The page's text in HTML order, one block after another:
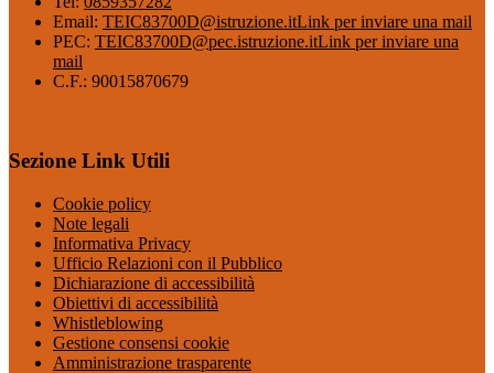
Email: TEIC83700D@istruzione.itLink per inviare una mail
PEC: TEIC83700D@pec.istruzione.itLink per inviare una
mail
C.F.: 90015870679
Sezione Link Utili
Cookie policy
Note legali
Informativa Privacy
Ufficio Relazioni con il Pubblico
Dichiarazione di accessibilità
Obiettivi di accessibilità
Whistleblowing
Gestione consensi cookie
Amministrazione trasparente